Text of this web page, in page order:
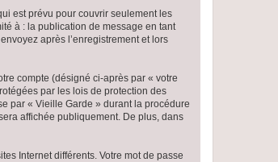
est prévu pour couvrir seulement les
à : la publication de message en tant
après l’enregistrement et lors
compte (désigné ci-après par « votre
par les lois de protection des
par « Vieille Garde » durant la procédure
affichée publiquement. De plus, dans
Internet différents. Votre mot de passe